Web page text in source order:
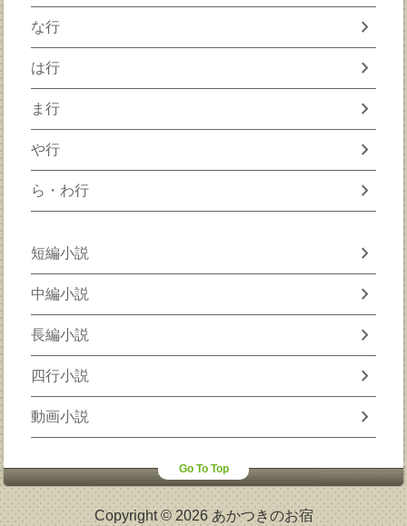
な行 chevron_right
は行 chevron_right
ま行 chevron_right
や行 chevron_right
ら・わ行 chevron_right
短編小説 chevron_right
中編小説 chevron_right
長編小説 chevron_right
四行小説 chevron_right
動画小説 chevron_right
Go To Top
Copyright © 2026 あかつきのお宿